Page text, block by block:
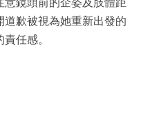
鏡頭前的企姿及肢體距
歉被視為她重新出發的
任感。